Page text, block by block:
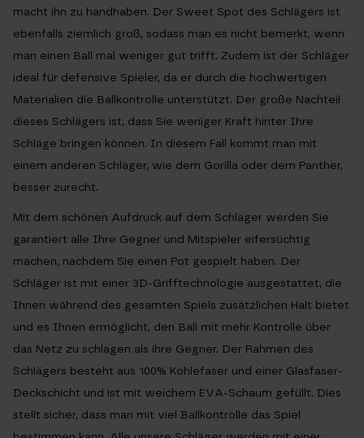
macht ihn zu handhaben. Der Sweet Spot des Schlägers ist
ebenfalls ziemlich groß, sodass man es nicht bemerkt, wenn
man einen Ball mal weniger gut trifft. Zudem ist der Schläger
ideal für defensive Spieler, da er durch die hochwertigen
Materialien die Ballkontrolle unterstützt. Der große Nachteil
dieses Schlägers ist, dass Sie weniger Kraft hinter Ihre
Schläge bringen können. In diesem Fall kommt man mit
einem anderen Schläger, wie dem Gorilla oder dem Panther,
besser zurecht.
Mit dem schönen Aufdruck auf dem Schläger werden Sie
garantiert alle Ihre Gegner und Mitspieler eifersüchtig
machen, nachdem Sie einen Pot gespielt haben. Der
Schläger ist mit einer 3D-Grifftechnologie ausgestattet, die
Ihnen während des gesamten Spiels zusätzlichen Halt bietet
und es Ihnen ermöglicht, den Ball mit mehr Kontrolle über
das Netz zu schlagen als ihre Gegner. Der Rahmen des
Schlägers besteht aus 100% Kohlefaser und einer Glasfaser-
Deckschicht und ist mit weichem EVA-Schaum gefüllt. Dies
stellt sicher, dass man mit viel Ballkontrolle das Spiel